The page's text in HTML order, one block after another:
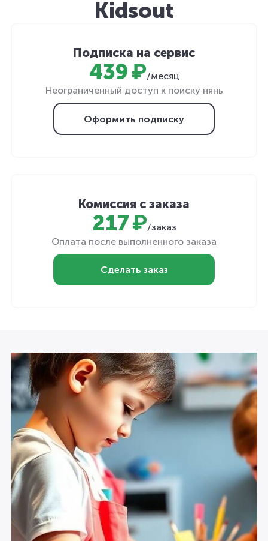
Kidsout
Подписка на сервис
439 ₽/месяц
Неограниченный доступ к поиску нянь
Оформить подписку
Комиссия с заказа
217 ₽/заказ
Оплата после выполненного заказа
Сделать заказ